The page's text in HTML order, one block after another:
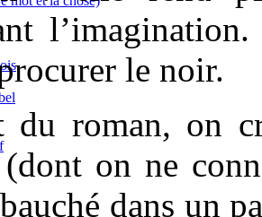
le noir.
du roman, on
(dont on ne
dans un